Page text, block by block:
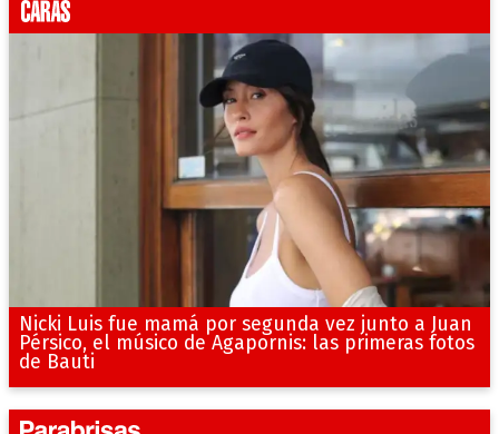
Nicki Luis fue mamá por segunda vez junto a Juan
Pérsico, el músico de Agapornis: las primeras fotos
de Bauti